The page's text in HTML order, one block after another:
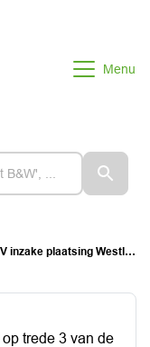
Menu
Westland op trede 3 van de interventieladder Spreidingswet (G26-001165)
trede 3 van de